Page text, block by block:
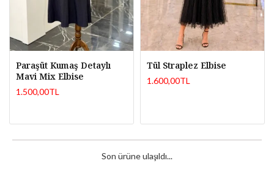
Paraşüt Kumaş Detaylı
Mavi Mix Elbise
1.500,00TL
Tül Straplez Elbise
1.600,00TL
Son ürüne ulaşıldı...